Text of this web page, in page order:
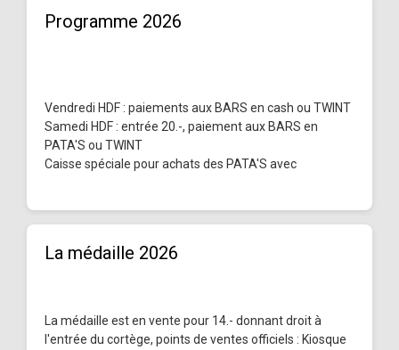
Programme 2026
Vendredi HDF : paiements aux BARS en cash ou TWINT
Samedi HDF : entrée 20.-, paiement aux BARS en
PATA'S ou TWINT
Caisse spéciale pour achats des PATA'S avec
La médaille 2026
La médaille est en vente pour 14.- donnant droit à
l'entrée du cortège, points de ventes officiels : Kiosque